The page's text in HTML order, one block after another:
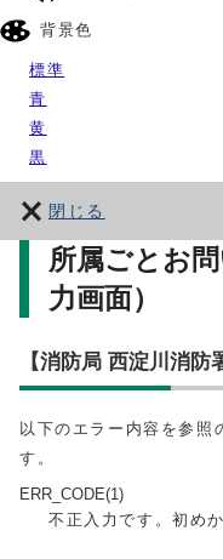
背景色
標準
青
黄
黒
閉じる
所属ごとお
力画面）
【消防局 西淀川消防
以下のエラー内容を参照
す。
ERR_CODE(1)
不正入力です。初め